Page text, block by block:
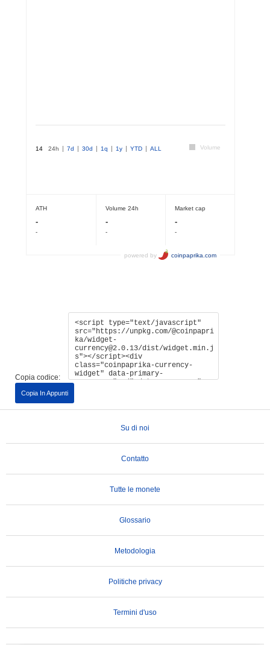
Copia codice:
Copia In Appunti
Su di noi
Contatto
Tutte le monete
Glossario
Metodologia
Politiche privacy
Termini d'uso